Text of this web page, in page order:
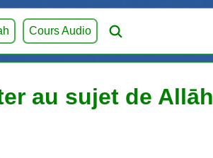
Cours Audio
au sujet de Allāh